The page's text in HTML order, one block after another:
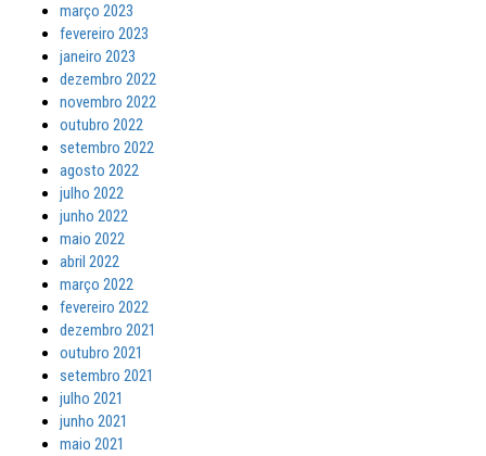
março 2023
fevereiro 2023
janeiro 2023
dezembro 2022
novembro 2022
outubro 2022
setembro 2022
agosto 2022
julho 2022
junho 2022
maio 2022
abril 2022
março 2022
fevereiro 2022
dezembro 2021
outubro 2021
setembro 2021
julho 2021
junho 2021
maio 2021